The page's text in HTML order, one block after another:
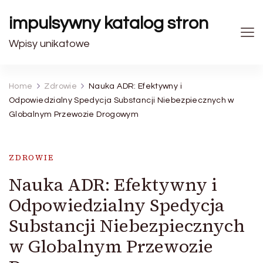
impulsywny katalog stron
Wpisy unikatowe
Home Zdrowie
Nauka ADR: Efektywny i
Odpowiedzialny Spedycja Substancji Niebezpiecznych w
Globalnym Przewozie Drogowym
ZDROWIE
Nauka ADR: Efektywny i
Odpowiedzialny Spedycja
Substancji Niebezpiecznych
w Globalnym Przewozie